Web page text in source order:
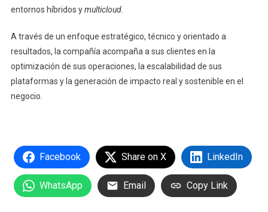
entornos híbridos ymulticloud.
A través de un enfoque estratégico, técnico y orientado a
resultados, la compañía acompaña a sus clientes en la
optimización de sus operaciones, la escalabilidad de sus
plataformas y la generación de impacto real y sostenible en el
negocio.
Facebook Share on X LinkedIn
WhatsApp Email Copy Link